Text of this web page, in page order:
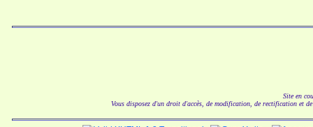
Site en
Vous disposez d'un droit d'accès, de modification, de rectification et